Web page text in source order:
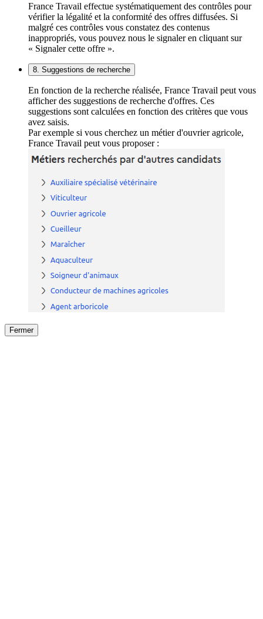
France Travail effectue systématiquement des contrôles pour
vérifier la légalité et la conformité des offres diffusées. Si
malgré ces contrôles vous constatez des contenus
inappropriés, vous pouvez nous le signaler en cliquant sur
« Signaler cette offre ».
8. Suggestions de recherche
En fonction de la recherche réalisée, France Travail peut vous
afficher des suggestions de recherche d'offres. Ces
suggestions sont calculées en fonction des critères que vous
avez saisis.
Par exemple si vous cherchez un métier d'ouvrier agricole,
France Travail peut vous proposer :
Fermer